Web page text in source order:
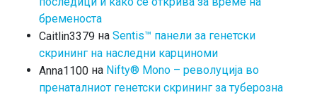
бременоста
Caitlin3379 на Sentis™ панели за генетски
скрининг на наследни карциноми
Anna1100 на Nifty® Mono – револуција во
пренаталниот генетски скрининг за туберозна